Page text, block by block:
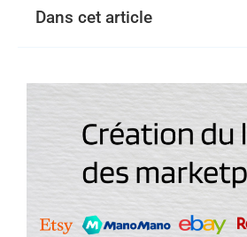
Dans cet article